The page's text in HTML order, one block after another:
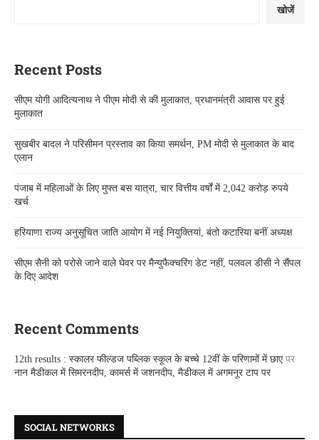
खोजें
Recent Posts
सीएम योगी आदित्यनाथ ने पीएम मोदी से की मुलाकात, प्रधानमंत्री आवास पर हुई
मुलाकात
सुखबीर बादल ने परिसीमन प्रस्ताव का किया समर्थन, PM मोदी से मुलाकात के बाद
एलान
पंजाब में महिलाओं के लिए मुफ्त बस यात्रा, चार वित्तीय वर्षों में 2,042 करोड़ रुपये
खर्च
हरियाणा राज्य अनुसूचित जाति आयोग में नई नियुक्तियां, बंतो कटारिया बनीं अध्यक्ष
सीएम सैनी को परोसे जाने वाले घेवर पर मैन्युफैक्चरिंग डेट नहीं, पलवल डीसी ने सैंपल
के दिए आदेश
Recent Comments
12th results : स्कालर फील्डज पब्लिक स्कूल के बच्चे 12वीं के परिणामों में छाएपर
नान मैडीकल में सिमरनदीप, कामर्स में जशनदीप, मैडीकल में अगमनूर टाप पर
SOCIAL NETWORKS